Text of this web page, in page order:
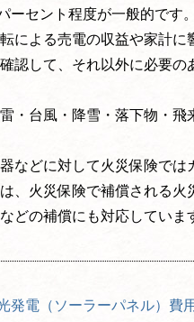
ーセント程度が一般的です
による売電の収益や家計に
認して、それ以外に必要の
・台風・降雪・落下物・飛
などに対して火災保険では
、火災保険で補償される火
どの補償にも対応していま
発電（ソーラーパネル）費